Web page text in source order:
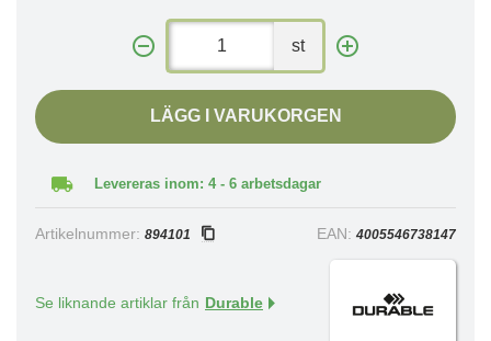
st
LÄGG I VARUKORGEN
Levereras inom: 4 - 6 arbetsdagar
Artikelnummer: 894101 EAN: 4005546738147
Se liknande artiklar från Durable